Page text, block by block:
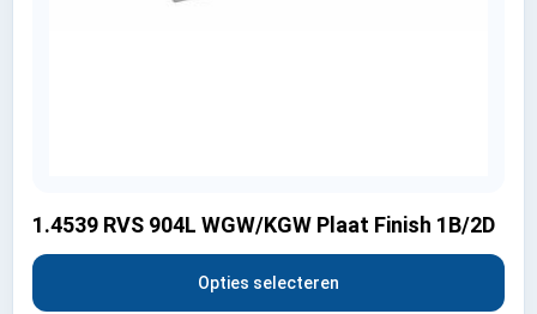
1.4539 RVS 904L WGW/KGW Plaat Finish 1B/2D
Opties selecteren